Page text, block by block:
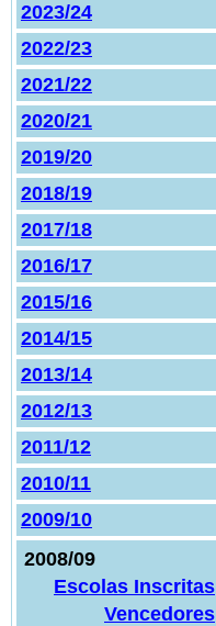
2023/24
2022/23
2021/22
2020/21
2019/20
2018/19
2017/18
2016/17
2015/16
2014/15
2013/14
2012/13
2011/12
2010/11
2009/10
2008/09
Escolas Inscritas
Vencedores